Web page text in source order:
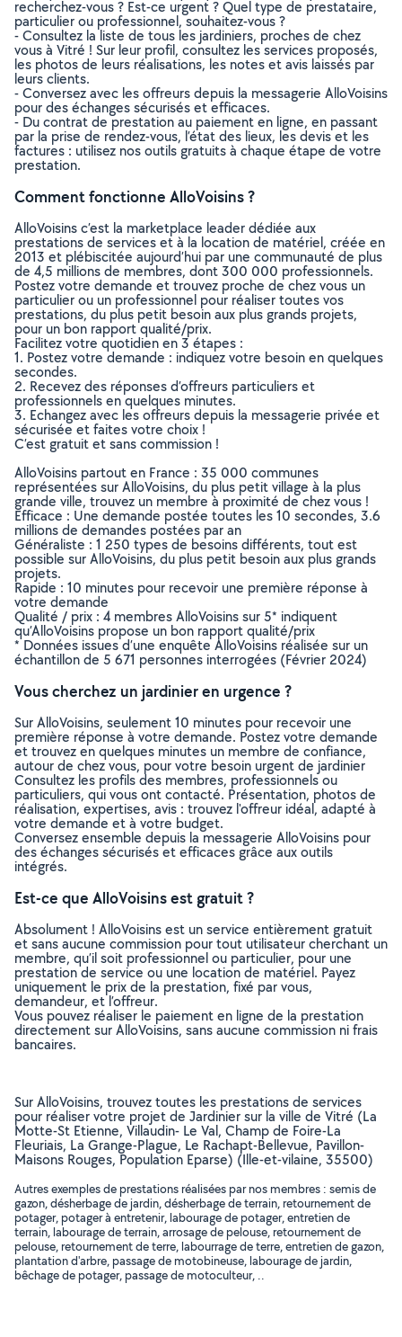
recherchez-vous ? Est-ce urgent ? Quel type de prestataire,
particulier ou professionnel, souhaitez-vous ?
- Consultez la liste de tous les jardiniers, proches de chez
vous à Vitré ! Sur leur profil, consultez les services proposés,
les photos de leurs réalisations, les notes et avis laissés par
leurs clients.
- Conversez avec les offreurs depuis la messagerie AlloVoisins
pour des échanges sécurisés et efficaces.
- Du contrat de prestation au paiement en ligne, en passant
par la prise de rendez-vous, l’état des lieux, les devis et les
factures : utilisez nos outils gratuits à chaque étape de votre
prestation.
Comment fonctionne AlloVoisins ?
AlloVoisins c’est la marketplace leader dédiée aux
prestations de services et à la location de matériel, créée en
2013 et plébiscitée aujourd’hui par une communauté de plus
de 4,5 millions de membres, dont 300 000 professionnels.
Postez votre demande et trouvez proche de chez vous un
particulier ou un professionnel pour réaliser toutes vos
prestations, du plus petit besoin aux plus grands projets,
pour un bon rapport qualité/prix.
Facilitez votre quotidien en 3 étapes :
1. Postez votre demande : indiquez votre besoin en quelques
secondes.
2. Recevez des réponses d’offreurs particuliers et
professionnels en quelques minutes.
3. Echangez avec les offreurs depuis la messagerie privée et
sécurisée et faites votre choix !
C’est gratuit et sans commission !
AlloVoisins partout en France : 35 000 communes
représentées sur AlloVoisins, du plus petit village à la plus
grande ville, trouvez un membre à proximité de chez vous !
Efficace : Une demande postée toutes les 10 secondes, 3.6
millions de demandes postées par an
Généraliste : 1 250 types de besoins différents, tout est
possible sur AlloVoisins, du plus petit besoin aux plus grands
projets.
Rapide : 10 minutes pour recevoir une première réponse à
votre demande
Qualité / prix : 4 membres AlloVoisins sur 5* indiquent
qu’AlloVoisins propose un bon rapport qualité/prix
* Données issues d’une enquête AlloVoisins réalisée sur un
échantillon de 5 671 personnes interrogées (Février 2024)
Vous cherchez un jardinier en urgence ?
Sur AlloVoisins, seulement 10 minutes pour recevoir une
première réponse à votre demande. Postez votre demande
et trouvez en quelques minutes un membre de confiance,
autour de chez vous, pour votre besoin urgent de jardinier
Consultez les profils des membres, professionnels ou
particuliers, qui vous ont contacté. Présentation, photos de
réalisation, expertises, avis : trouvez l'offreur idéal, adapté à
votre demande et à votre budget.
Conversez ensemble depuis la messagerie AlloVoisins pour
des échanges sécurisés et efficaces grâce aux outils
intégrés.
Est-ce que AlloVoisins est gratuit ?
Absolument ! AlloVoisins est un service entièrement gratuit
et sans aucune commission pour tout utilisateur cherchant un
membre, qu’il soit professionnel ou particulier, pour une
prestation de service ou une location de matériel. Payez
uniquement le prix de la prestation, fixé par vous,
demandeur, et l’offreur.
Vous pouvez réaliser le paiement en ligne de la prestation
directement sur AlloVoisins, sans aucune commission ni frais
bancaires.
Sur AlloVoisins, trouvez toutes les prestations de services
pour réaliser votre projet de Jardinier sur la ville de Vitré (La
Motte-St Etienne, Villaudin- Le Val, Champ de Foire-La
Fleuriais, La Grange-Plague, Le Rachapt-Bellevue, Pavillon-
Maisons Rouges, Population Eparse) (Ille-et-vilaine, 35500)
Autres exemples de prestations réalisées par nos membres : semis de
gazon, désherbage de jardin, désherbage de terrain, retournement de
potager, potager à entretenir, labourage de potager, entretien de
terrain, labourage de terrain, arrosage de pelouse, retournement de
pelouse, retournement de terre, labourrage de terre, entretien de gazon,
plantation d'arbre, passage de motobineuse, labourage de jardin,
bêchage de potager, passage de motoculteur, ..